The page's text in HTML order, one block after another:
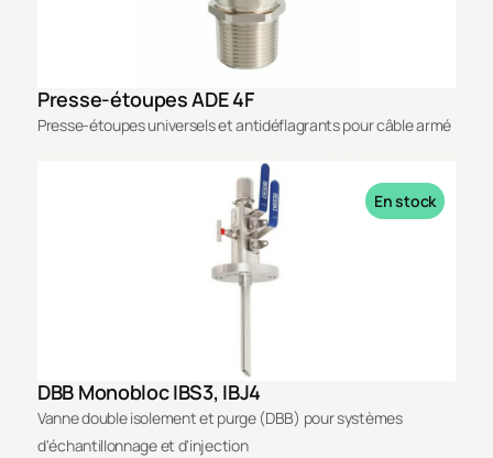
Presse-étoupes ADE 4F
Presse-étoupes universels et antidéflagrants pour câble armé
En stock
DBB Monobloc IBS3, IBJ4
Vanne double isolement et purge (DBB) pour systèmes
d'échantillonnage et d'injection